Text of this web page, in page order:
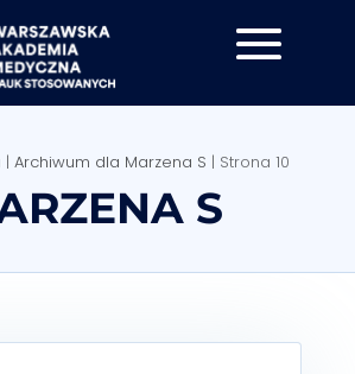
|Archiwum dla Marzena S | Strona 10
S